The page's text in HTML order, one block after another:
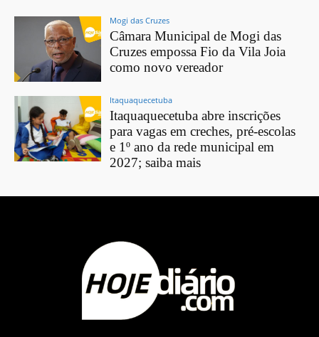
Mogi das Cruzes
Câmara Municipal de Mogi das
Cruzes empossa Fio da Vila Joia
como novo vereador
Itaquaquecetuba
Itaquaquecetuba abre inscrições
para vagas em creches, pré-escolas
e 1º ano da rede municipal em
2027; saiba mais